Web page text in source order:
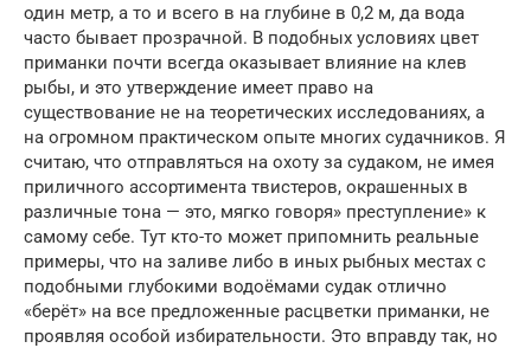
один метр, а то и всего в на глубине в 0,2 м, да вода
часто бывает прозрачной. В подобных условиях цвет
приманки почти всегда оказывает влияние на клев
рыбы, и это утверждение имеет право на
существование не на теоретических исследованиях, а
на огромном практическом опыте многих судачников. Я
считаю, что отправляться на охоту за судаком, не имея
приличного ассортимента твистеров, окрашенных в
различные тона — это, мягко говоря» преступление» к
самому себе. Тут кто-то может припомнить реальные
примеры, что на заливе либо в иных рыбных местах с
подобными глубокими водоёмами судак отлично
«берёт» на все предложенные расцветки приманки, не
проявляя особой избирательности. Это вправду так, но